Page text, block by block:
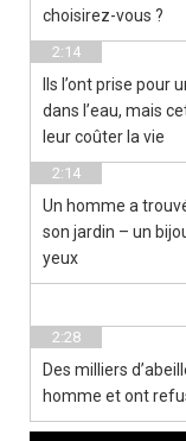
choisirez-vous ?
2:14
Ils l’ont prise
dans l’eau, mais
leur coûter la vie
2:14
Un homme a
son jardin – un
yeux
2:28
Des milliers
homme et ont